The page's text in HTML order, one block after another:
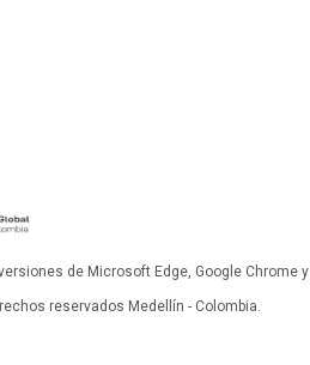
de Microsoft Edge, Google Chrome y
reservados Medellín - Colombia.